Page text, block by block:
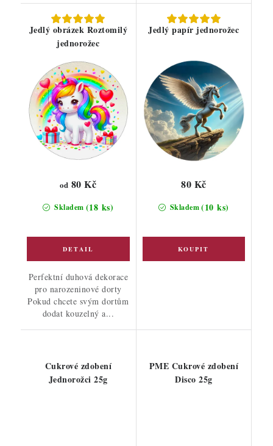
Jedlý obrázek Roztomilý
jednorožec
Skladem (18 ks)
od 80 Kč
Perfektní duhová dekorace
pro narozeninové dorty
Pokud chcete svým dortům
dodat kouzelný a...
Jedlý papír jednorožec
Skladem(10 ks)
80 Kč
Cukrové zdobení
Jednorožci 25g
PME Cukrové zdobení
Disco 25g